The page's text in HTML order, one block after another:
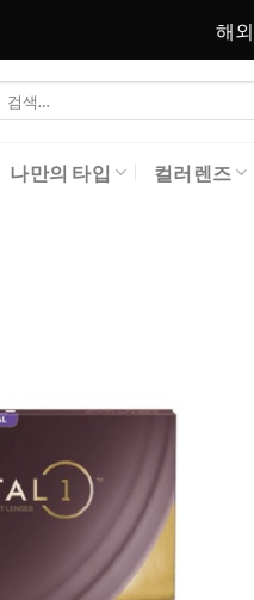
해
색:
나만의 타입 컬러렌즈